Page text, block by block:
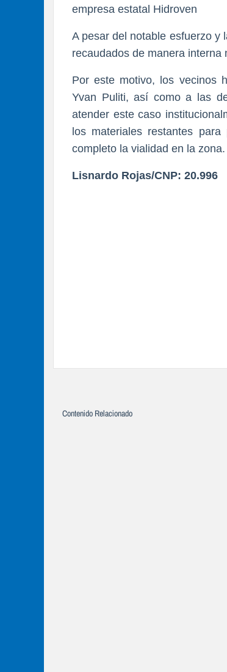
empresa estatal Hidroven
​A pesar del notable esfuerzo y
recaudados de manera
​Por este motivo, los vecinos
Yvan Puliti, así como a las
atender este caso
los materiales restantes
completo la vialidad en la zona.
Lisnardo Rojas/CNP: 20.996
Contenido Relacionado